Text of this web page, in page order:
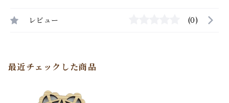
レビュー (0)
最近チェックした商品